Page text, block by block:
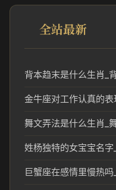
全站最新
金牛座对工作认真的
舞文弄法是什么生肖_
姓杨独特的女宝宝名
巨蟹座在感情里慢热